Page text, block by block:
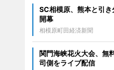
SC相模原、熊本と引
開幕
相模原町田経済新聞
関門海峡花火大会、無
司側をライブ配信